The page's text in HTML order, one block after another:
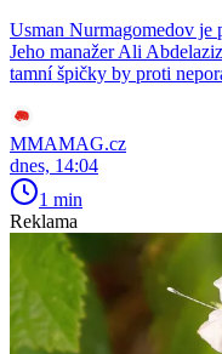
Usman Nurmagomedov je
Jeho manažer Ali
tamní špičky by proti
MMAMAG.cz
dnes, 14:04
1 min
Reklama